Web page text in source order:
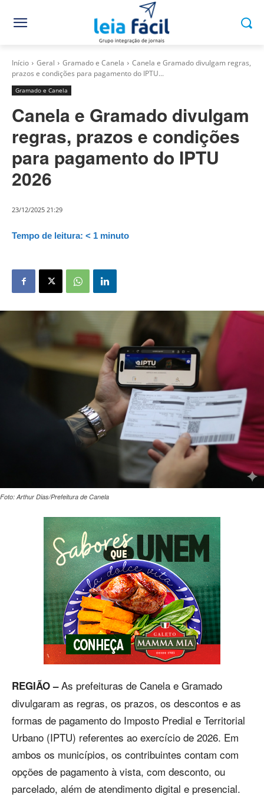
Início Geral Gramado e Canela
Canela e Gramado divulgam regras,
prazos e condições para pagamento do IPTU...
Gramado e Canela
Canela e Gramado divulgam
regras, prazos e condições
para pagamento do IPTU
2026
23/12/2025 21:29
Tempo de leitura: < 1 minuto
Foto: Arthur Dias/Prefeitura de Canela
REGIÃO –As prefeituras de Canela e Gramado
divulgaram as regras, os prazos, os descontos e as
formas de pagamento do Imposto Predial e Territorial
Urbano (IPTU) referentes ao exercício de 2026. Em
ambos os municípios, os contribuintes contam com
opções de pagamento à vista, com desconto, ou
parcelado, além de atendimento digital e presencial.